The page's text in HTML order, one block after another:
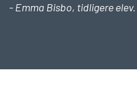
- Emma Bisbo, tidligere elev.